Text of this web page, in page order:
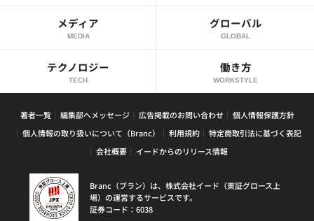
メディア
MEDIA
グローバル
GLOBAL
テクノロジー
TECH
働き方
WORKSTYLE
著者一覧 編集部へメッセージ 広告掲載のお問い合わせ
個人情報保護方針
個人情報の取り扱いについて（Branc）
利用規約
特定商取引法に基づく表記
会社概要
イードからのリリース情報
Branc（ブラン）は、株式会社イード（東証グロース上
場）の運営するサービスです。
証券コード：6038